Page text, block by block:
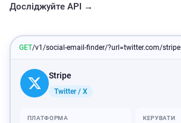
Досліджуйте API →
GET/v1/social-email-finder/?url=twitter.com/stripe
Stripe
Twitter / X
ПЛАТФОРМА КЕРУВАТИ